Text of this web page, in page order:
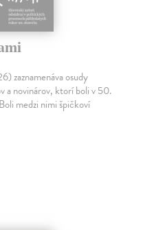
zaznamenáva osudy
a novinárov, ktorí boli v 50.
medzi nimi špičkoví